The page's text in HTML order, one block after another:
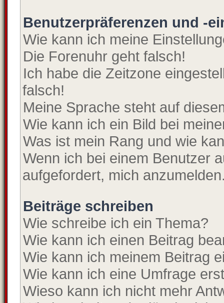
Benutzerpräferenzen und -
Wie kann ich meine
Die Forenuhr geht falsch!
Ich habe die Zeitzone
falsch!
Meine Sprache steht auf
Wie kann ich ein Bild bei
Was ist mein Rang und wie
Wenn ich bei einem Benutzer
aufgefordert, mich
Beiträge schreiben
Wie schreibe ich ein Thema?
Wie kann ich einen Beitrag
Wie kann ich meinem Beitrag
Wie kann ich eine Umfrage
Wieso kann ich nicht mehr